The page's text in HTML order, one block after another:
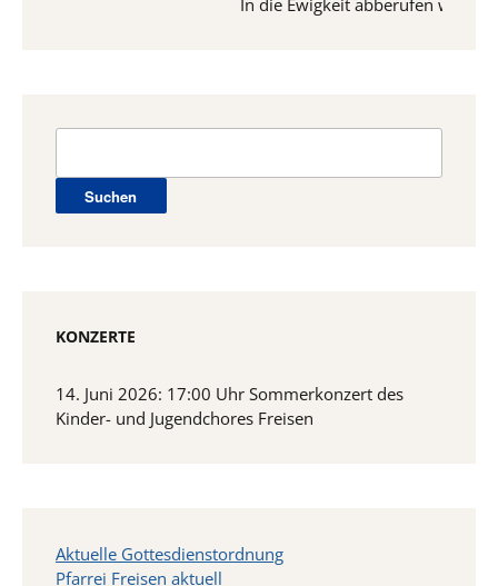
In die Ewigkeit abberufen wurden
KONZERTE
14. Juni 2026: 17:00 Uhr Sommerkonzert des
Kinder- und Jugendchores Freisen
Aktuelle Gottesdienstordnung
Pfarrei Freisen aktuell